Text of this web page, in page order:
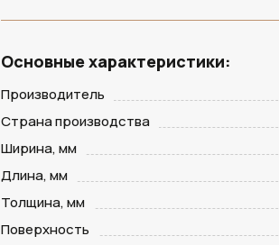
Основные характеристики:
Производитель
Страна производства
Ширина, мм
Длина, мм
Толщина, мм
Поверхность